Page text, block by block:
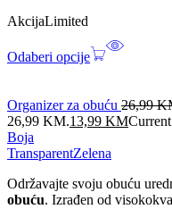
AkcijaLimited
Odaberi opcije
Organizer za obuću 26,99
26,99 KM.13,99 KM
Boja
TransparentZelena
Održavajte svoju obuću
obuću. Izrađen od